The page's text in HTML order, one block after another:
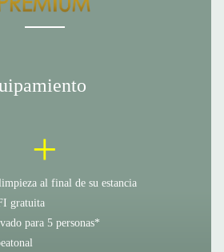
+
al final de su estancia
gratuita
para 5 personas*